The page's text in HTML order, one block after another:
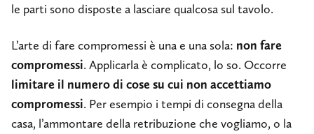
le parti sono disposte a lasciare qualcosa sul tavolo.
L’arte di fare compromessi è una e una sola: non fare
compromessi. Applicarla è complicato, lo so. Occorre
limitare il numero di cose su cui non accettiamo
compromessi. Per esempio i tempi di consegna della
casa, l’ammontare della retribuzione che vogliamo, o la